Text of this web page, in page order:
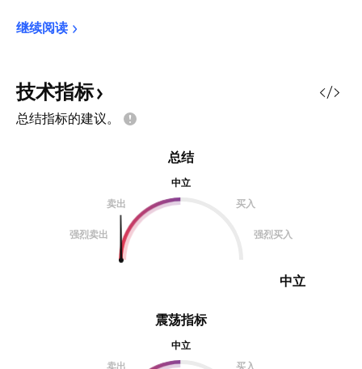
继续阅读
技术指标
总结指标的建议。
震荡指标
中立
卖出
买入
总结
中立
卖出
买入
强烈卖出 强烈买入
中立